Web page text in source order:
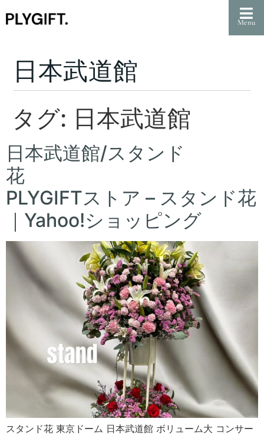
Menu
日本武道館
タグ: 日本武道館
日本武道館/スタンド
花
PLYGIFTストア – スタンド花
｜Yahoo!ショッピング
スタンド花 東京ドーム 日本武道館 ボリューム大 コンサー